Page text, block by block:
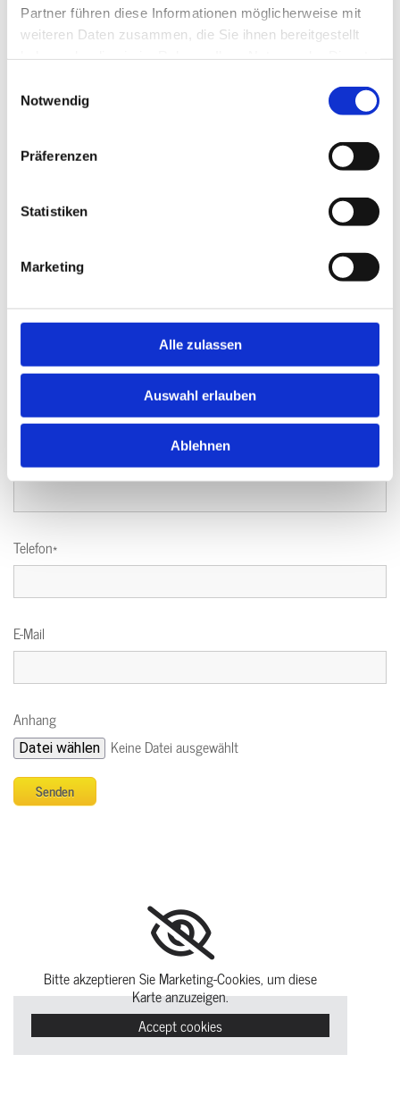
Partner führen diese Informationen möglicherweise mit
weiteren Daten zusammen, die Sie ihnen bereitgestellt
Notwendig
Präferenzen
Statistiken
Marketing
Alle zulassen
Auswahl erlauben
Ablehnen
Name*
Straße
PLZ
Ort
Telefon*
E-Mail
Anhang
Datei wählen Keine Datei ausgewählt
Bitte akzeptieren Sie Marketing-Cookies, um diese
Karte anzuzeigen.
Accept cookies